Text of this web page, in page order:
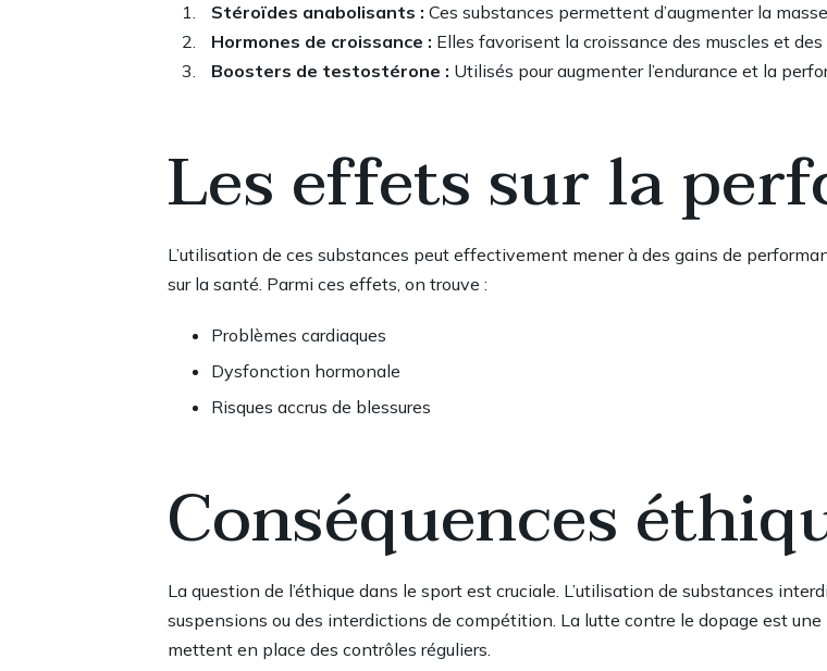
Stéroïdes anabolisants : Ces substances permettent d’augmenter la
Hormones de croissance : Elles favorisent la croissance des muscles et
Boosters de testostérone : Utilisés pour augmenter l’endurance et la
Les effets sur la
L’utilisation de ces substances peut effectivement mener à des gains de
sur la santé. Parmi ces effets, on trouve :
Problèmes cardiaques
Dysfonction hormonale
Risques accrus de blessures
Conséquences
La question de l’éthique dans le sport est cruciale. L’utilisation de substances
suspensions ou des interdictions de compétition. La lutte contre le dopage est
mettent en place des contrôles réguliers.